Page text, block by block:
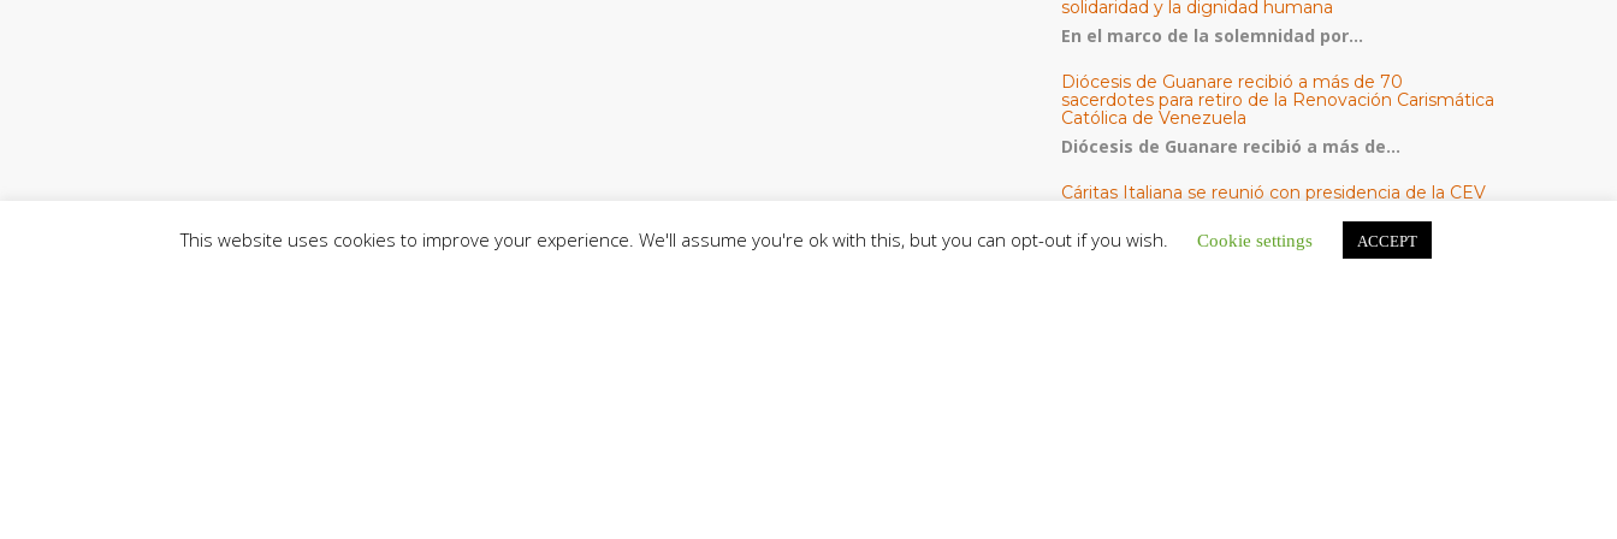
solidaridad y la dignidad humana
En el marco de la solemnidad por...
Diócesis de Guanare recibió a más de 70
sacerdotes para retiro de la Renovación Carismática
Católica de Venezuela
Diócesis de Guanare recibió a más de...
Cáritas Italiana se reunió con presidencia de la CEV
humanitario por terremotos del 24 de junio
Una delegación encabezada por el padre Marco...
This website uses cookies to improve your experience. We'll assume you're ok with this, but you can opt-out if you wish. Cookie settings ACCEPT